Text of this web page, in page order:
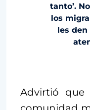
tanto’.
los
les den
Advirtió que